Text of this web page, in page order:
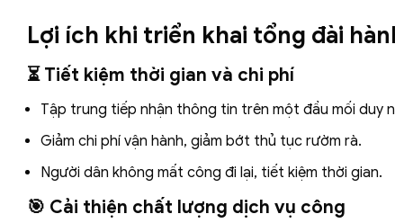
Lợi ích khi triển khai tổng đài
⏳ Tiết kiệm thời gian và chi phí
Tập trung tiếp nhận thông tin trên một đầu mối duy
Giảm chi phí vận hành, giảm bớt thủ tục rườm rà.
Người dân không mất công đi lại, tiết kiệm thời gian.
🎯 Cải thiện chất lượng dịch vụ công